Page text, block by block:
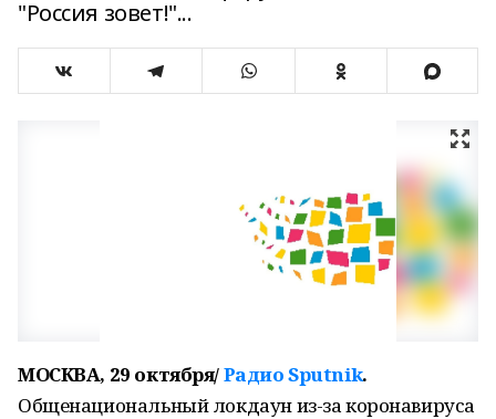
"Россия зовет!"...
МОСКВА, 29 октября/Радио Sputnik.
Общенациональный локдаун из-за коронавируса